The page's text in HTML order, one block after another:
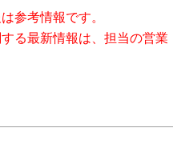
参考情報です。
る最新情報は、担当の営業